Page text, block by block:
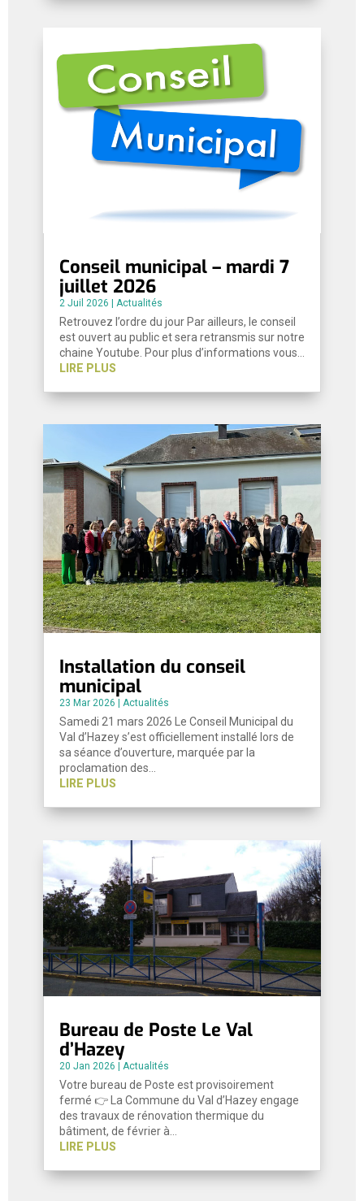
Conseil municipal – mardi 7
juillet 2026
2 Juil 2026 Actualités
Retrouvez l’ordre du jour Par ailleurs, le conseil
est ouvert au public et sera retransmis sur notre
chaine Youtube. Pour plus d’informations vous…
LIRE PLUS
Installation du conseil
municipal
23 Mar 2026 Actualités
Samedi 21 mars 2026 Le Conseil Municipal du
Val d’Hazey s’est officiellement installé lors de
sa séance d’ouverture, marquée par la
proclamation des…
LIRE PLUS
Bureau de Poste Le Val
d’Hazey
20 Jan 2026 Actualités
Votre bureau de Poste est provisoirement
fermé 👉 La Commune du Val d’Hazey engage
des travaux de rénovation thermique du
bâtiment, de février à…
LIRE PLUS